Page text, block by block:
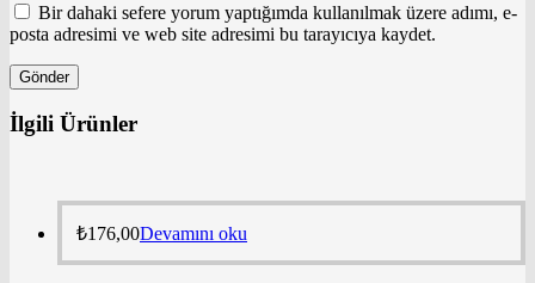
Bir dahaki sefere yorum yaptığımda kullanılmak üzere adımı, e-
posta adresimi ve web site adresimi bu tarayıcıya kaydet.
İlgili Ürünler
₺176,00Devamını oku